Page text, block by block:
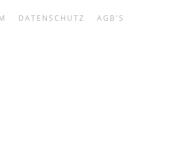
DATENSCHUTZ AGB'S